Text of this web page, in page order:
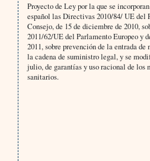
Proyecto de Ley por la que se
español las Directivas 2010/84/ UE del
Consejo, de 15 de diciembre de 2010,
2011/62/UE del Parlamento Europeo y
2011, sobre prevención de la entrada
la cadena de suministro legal, y se
julio, de garantías y uso racional de los
sanitarios.